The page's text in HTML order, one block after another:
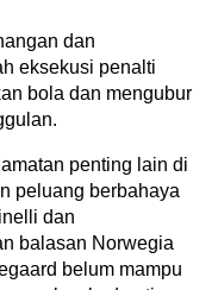
dan
eksekusi penalti
bola dan mengubur
penting lain di
peluang berbahaya
dan
balasan Norwegia
belum mampu